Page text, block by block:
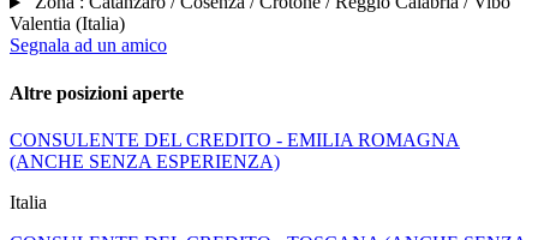
Valentia (Italia)
Segnala ad un amico
Altre posizioni aperte
CONSULENTE DEL CREDITO - EMILIA ROMAGNA
(ANCHE SENZA ESPERIENZA)
Italia